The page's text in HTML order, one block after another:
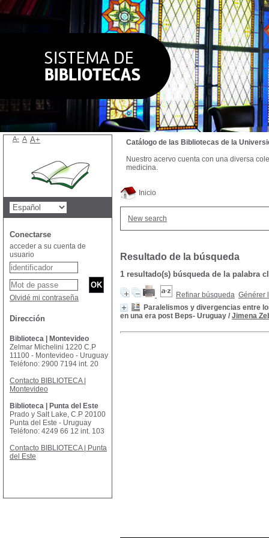
Inicio
New search
Resultado de la búsqueda
1 resultado(s) búsqueda de la palabra
Refinar búsqueda Générer
Paralelismos y divergencias entre
en una era post Beps- Uruguay / Jimena
Catálogo de las Bibliotecas de la
Nuestro acervo cuenta con una diversa
medicina.
A- A A+
Conectarse
acceder a su cuenta de
usuario
Olvidé mi contraseña
Dirección
Biblioteca | Montevideo
Zelmar Michelini 1220 C.P
11100 - Montevideo - Uruguay
Teléfono: 2900 7194 int. 20
Contacto BIBLIOTECA |
Montevideo
Biblioteca | Punta del Este
Prado y Salt Lake, C.P 20100
Punta del Este - Uruguay
Teléfono: 4249 66 12 int. 103
Contacto BIBLIOTECA | Punta
del Este